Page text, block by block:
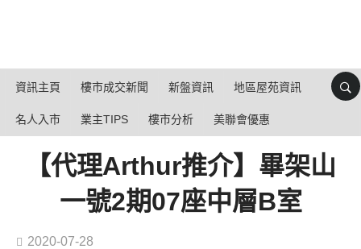
資訊主頁 樓市成交新聞 新盤資訊 地區屋苑資訊
名人入市 業主TIPS 樓市分析 美聯會優惠
【代理Arthur推介】畢架山
一號2期07座中層B室
2020-07-28